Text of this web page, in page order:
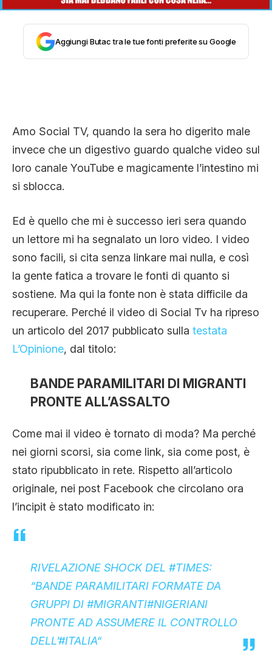
COMPLOTTI, LEGGENDE URBANE ED
EVERGREEN
TRUFFE E SOCIAL NETWORK
CONTATTI
CHI SIAMO
Aggiungi Butac tra le tue fonti preferite su Google
Amo Social TV, quando la sera ho digerito male
invece che un digestivo guardo qualche video sul
loro canale YouTube e magicamente l’intestino mi
si sblocca.
Ed è quello che mi è successo ieri sera quando
un lettore mi ha segnalato un loro video. I video
sono facili, si cita senza linkare mai nulla, e così
la gente fatica a trovare le fonti di quanto si
sostiene. Ma qui la fonte non è stata difficile da
recuperare. Perché il video di Social Tv ha ripreso
un articolo del 2017 pubblicato sulla testata
L’Opinione, dal titolo:
BANDE PARAMILITARI DI MIGRANTI
PRONTE ALL’ASSALTO
Come mai il video è tornato di moda? Ma perché
nei giorni scorsi, sia come link, sia come post, è
stato ripubblicato in rete. Rispetto all’articolo
originale, nei post Facebook che circolano ora
l’incipit è stato modificato in:
RIVELAZIONE SHOCK DEL #TIMES:
“BANDE PARAMILITARI FORMATE DA
GRUPPI DI #MIGRANTI#NIGERIANI
PRONTE AD ASSUMERE IL CONTROLLO
DELL’#ITALIA“